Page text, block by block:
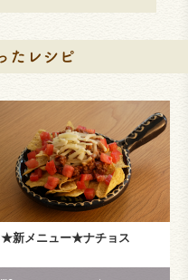
★新メニュー★ナチョス